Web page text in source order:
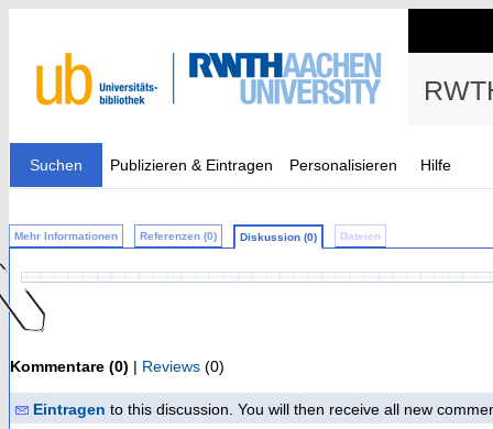
Suchen Publizieren & Eintragen Personalisieren Hilfe
Mehr Informationen Referenzen (0) Diskussion (0) Dateien
Kommentare (0) | Reviews (0)
Eintragen to this discussion. You will then receive all new